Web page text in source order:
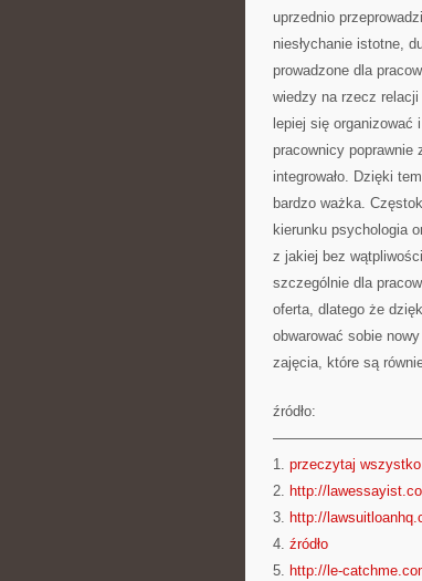
uprzednio
niesłychanie istotne,
prowadzone dla
wiedzy na rzecz
lepiej się
pracownicy poprawnie
integrowało. Dzięki
bardzo ważka.
kierunku psychologia
z jakiej bez
szczególnie dla
oferta, dlatego że
obwarować sobie
zajęcia, które są
źródło:
1. przeczytaj wszystko
2. http://
3. http://
4. źródło
5. http://le-